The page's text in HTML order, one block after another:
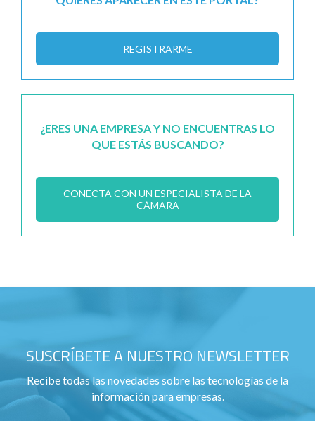
REGISTRARME
¿ERES UNA EMPRESA Y NO ENCUENTRAS LO
QUE ESTÁS BUSCANDO?
CONECTA CON UN ESPECIALISTA DE LA
CÁMARA
SUSCRÍBETE A NUESTRO NEWSLETTER
Recibe todas las novedades sobre las tecnologías de la
información para empresas.